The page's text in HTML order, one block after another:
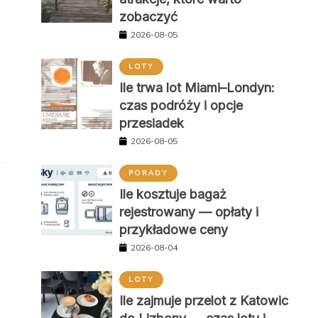
zobaczyć
2026-08-05
LOTY
Ile trwa lot Miami–Londyn:
czas podróży i opcje
przesiadek
2026-08-05
PORADY
Ile kosztuje bagaż
rejestrowany — opłaty i
przykładowe ceny
2026-08-04
LOTY
Ile zajmuje przelot z Katowic